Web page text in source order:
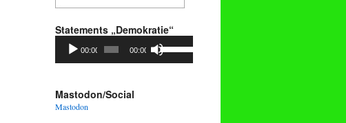
Statements „Demokratie“
Audio-
Player
00:00 00:00
Hoch/Runter
benutzen,
Mastodon/Social
Mastodon